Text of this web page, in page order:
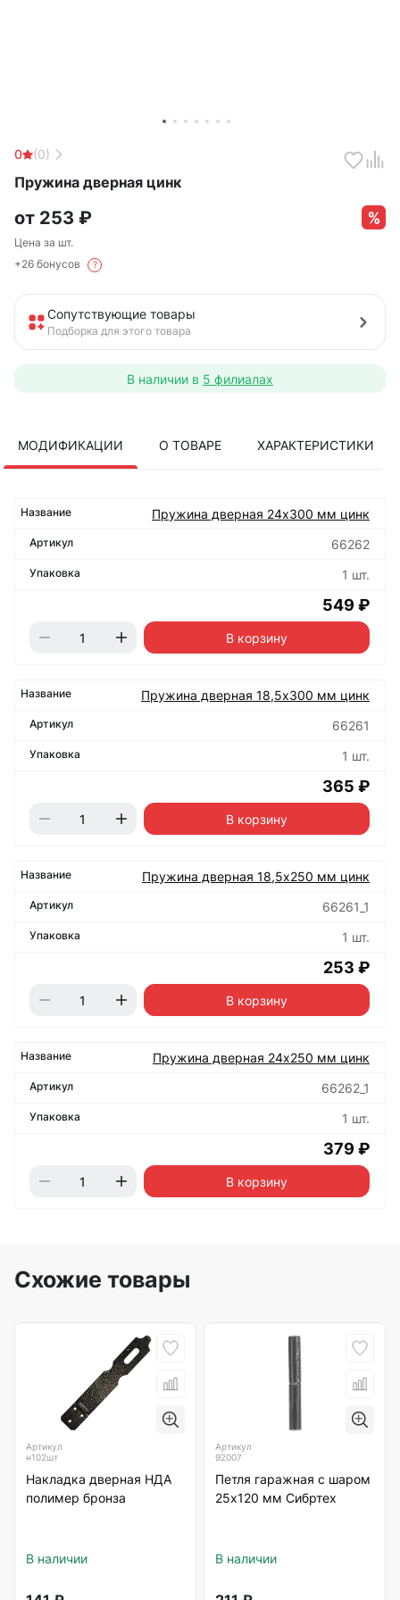
0 (0)
Пружина дверная цинк
от 253 ₽
Цена за шт.
+26 бонусов
?
Сопутствующие товары
Подборка для этого товара
В наличии в 5 филиалах
МОДИФИКАЦИИ О ТОВАРЕ ХАРАКТЕРИСТИКИ
Пружина дверная 24х300 мм цинк
66262
1 шт.
549 ₽
В корзину
Пружина дверная 18,5х300 мм цинк
66261
1 шт.
365 ₽
В корзину
Пружина дверная 18,5х250 мм цинк
66261_1
1 шт.
253 ₽
В корзину
Пружина дверная 24х250 мм цинк
66262_1
1 шт.
379 ₽
В корзину
Схожие товары
Артикул
н102шт
Накладка дверная НДА
полимер бронза
В наличии
Артикул
92007
Петля гаражная с шаром
25х120 мм Сибртех
В наличии